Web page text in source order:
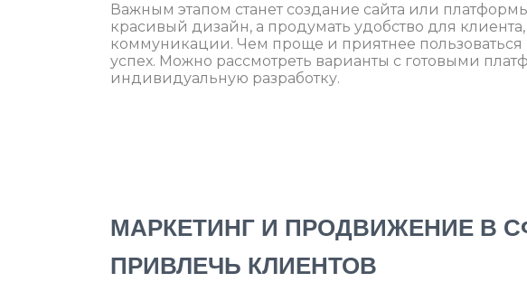
Важным этапом станет создание сайта или
красивый дизайн, а продумать удобство для
коммуникации. Чем проще и приятнее
успех. Можно рассмотреть варианты с готовыми
индивидуальную разработку.
МАРКЕТИНГ И ПРОДВИЖЕНИЕ В
ПРИВЛЕЧЬ КЛИЕНТОВ